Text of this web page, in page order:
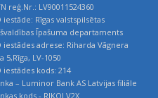
reģ.Nr.: LV90011524360
iestāde: Rīgas valstspilsētas
Īpašuma departaments
iestādes adrese: Riharda Vāgnera
5,Rīga, LV-1050
iestādes kods: 214
– Luminor Bank AS Latvijas filiāle
kods - RIKOLV2X